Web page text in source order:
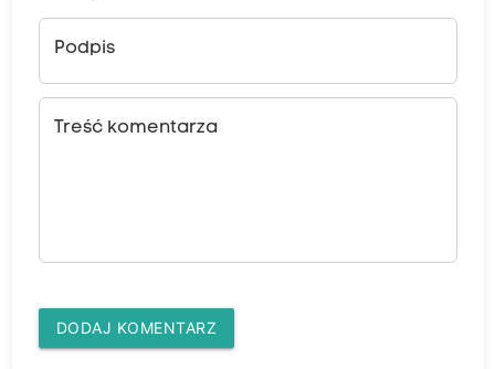
Podpis
Treść komentarza
DODAJ KOMENTARZ